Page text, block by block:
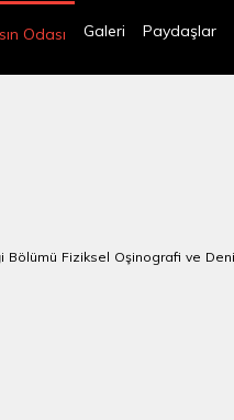
Odası Galeri Paydaşlar
Fiziksel Oşinografi ve